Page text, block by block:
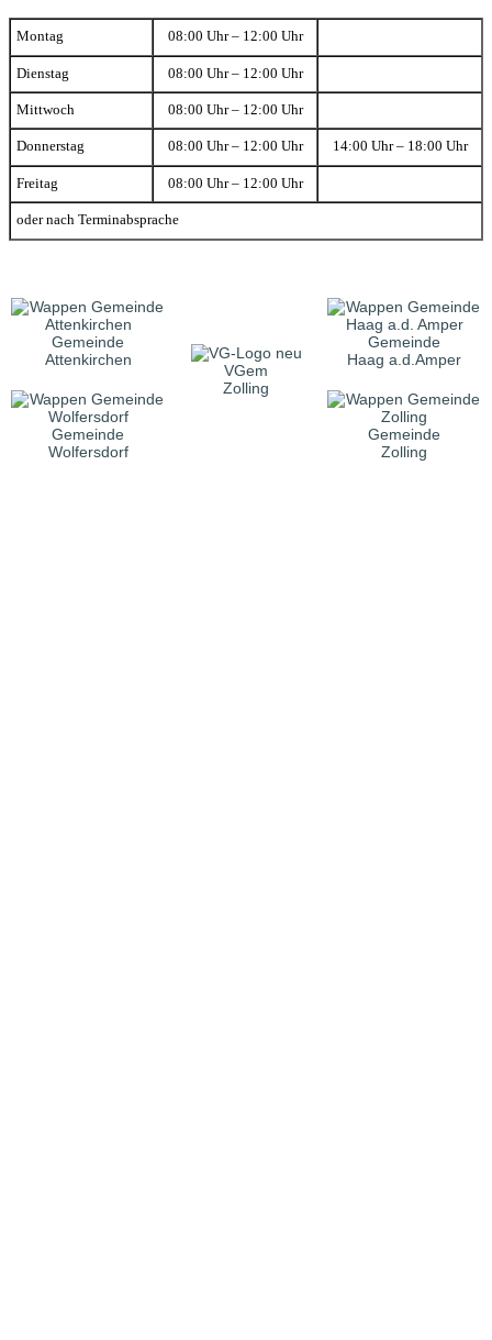
Montag 08:00 Uhr – 12:00 Uhr
Dienstag 08:00 Uhr – 12:00 Uhr
Mittwoch 08:00 Uhr – 12:00 Uhr
Donnerstag 08:00 Uhr – 12:00 Uhr 14:00 Uhr – 18:00 Uhr
Freitag 08:00 Uhr – 12:00 Uhr
oder nach Terminabsprache
Gemeinde
Attenkirchen
VGem
Zolling
Gemeinde
Haag a.d.Amper
Gemeinde
Wolfersdorf
Gemeinde
Zolling